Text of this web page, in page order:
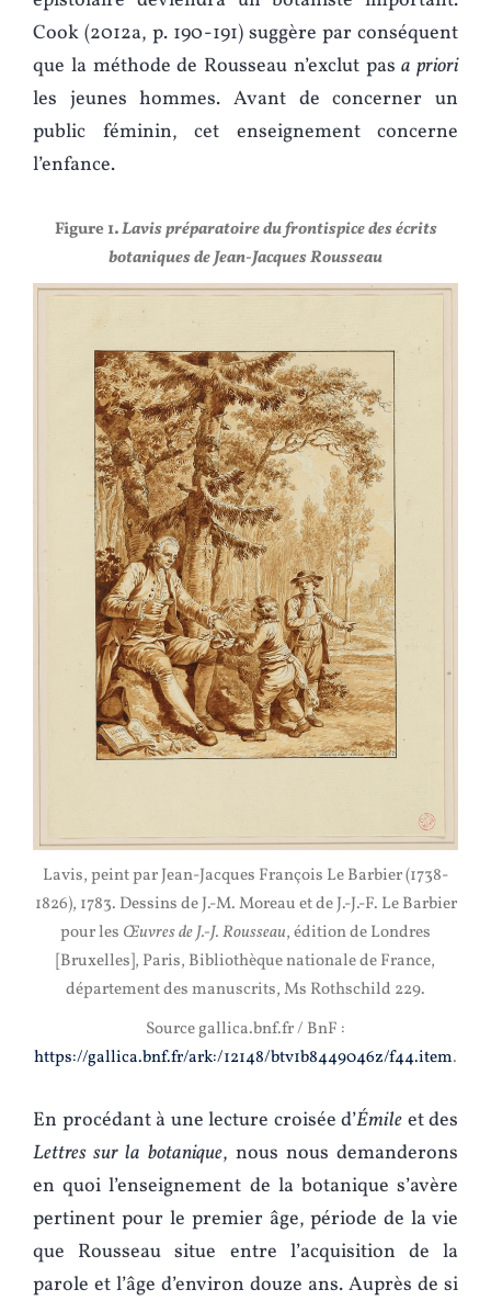
Cook (2012a, p. 190-191) suggère par conséquent
que la méthode de Rousseau n’exclut pasa priori
les jeunes hommes. Avant de concerner un
public féminin, cet enseignement concerne
l’enfance.
Figure 1.Lavis préparatoire du frontispice des écrits
botaniques de Jean-Jacques Rousseau
Lavis, peint par Jean-Jacques François Le Barbier (1738-
1826), 1783. Dessins de J.-M. Moreau et de J.-J.-F. Le Barbier
pour les Œuvres de J.-J. Rousseau, édition de Londres
[Bruxelles], Paris, Bibliothèque nationale de France,
département des manuscrits, Ms Rothschild 229.
Source gallica.bnf.fr / BnF :
https://gallica.bnf.fr/ark:/12148/btv1b8449046z/f44.item.
En procédant à une lecture croisée d’Émile et des
Lettres sur la botanique, nous nous demanderons
en quoi l’enseignement de la botanique s’avère
pertinent pour le premier âge, période de la vie
que Rousseau situe entre l’acquisition de la
parole et l’âge d’environ douze ans. Auprès de si